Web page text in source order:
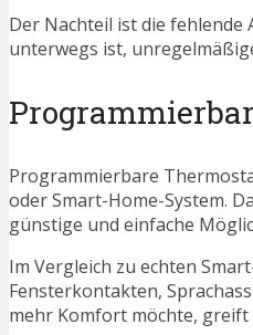
Der Nachteil ist die
unterwegs ist,
Programmierbare
oder Smart-Home-System.
günstige und einfache
Im Vergleich zu echten
Fensterkontakten,
mehr Komfort möchte,